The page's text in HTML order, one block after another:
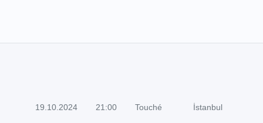
19.10.2024 21:00 Touché İstanbul